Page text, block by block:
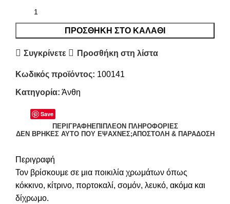
ΠΡΟΣΘΉΚΗ ΣΤΟ ΚΑΛΆΘΙ
Συγκρίνετε Προσθήκη στη λίστα
Κωδικός προϊόντος: 100141
Κατηγορία: Άνθη
Save
ΠΕΡΙΓΡΑΦΉ ΕΠΙΠΛΈΟΝ ΠΛΗΡΟΦΟΡΊΕΣ
ΔΕΝ ΒΡΉΚΕΣ ΑΥΤΌ ΠΟΥ ΈΨΑΧΝΕΣ;ΑΠΟΣΤΟΛΉ & ΠΑΡΆΔΟΣΗ
Περιγραφή
Τον βρίσκουμε σε μια ποικιλία χρωμάτων όπως
κόκκινο, κίτρινο, πορτοκαλί, σομόν, λευκό, ακόμα και
δίχρωμο.